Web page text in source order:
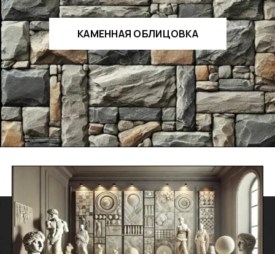
КАМЕННАЯ ОБЛИЦОВКА